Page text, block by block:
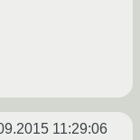
11:29:06